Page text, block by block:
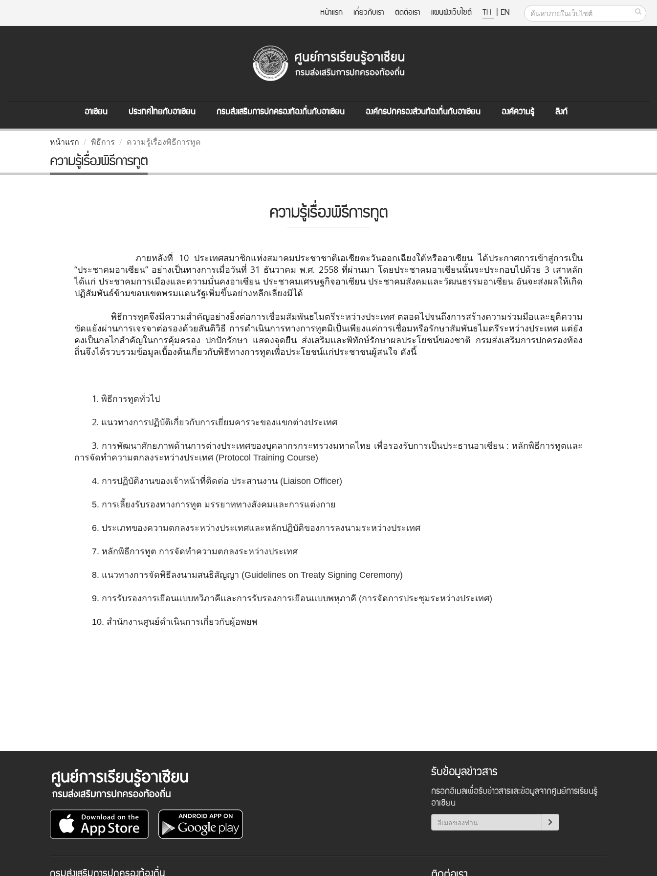
หน้าแรก เกี่ยวกับเรา ติดต่อเรา แผนผังเว็บไซต์ TH | EN
อาเซียน ประเทศไทยกับอาเซียน กรมส่งเสริมการปกครองท้องถิ่นกับอาเซียน องค์กรปกครองส่วนท้องถิ่นกับอาเซียน องค์ความรู้ ลิงก์
หน้าแรก พิธีการ ความรู้เรื่องพิธีการทูต
ความรู้เรื่องพิธีการทูต
ความรู้เรื่องพิธีการทูต
ภายหลังที่ 10 ประเทศสมาชิกแห่งสมาคมประชาชาติเอเชียตะวันออกเฉียงใต้หรืออาเซียน ได้ประกาศการเข้าสู่การเป็น
“ประชาคมอาเซียน” อย่างเป็นทางการเมื่อวันที่ 31 ธันวาคม พ.ศ. 2558 ที่ผ่านมา โดยประชาคมอาเซียนนั้นจะประกอบไปด้วย 3 เสาหลัก
ได้แก่ ประชาคมการเมืองและความมั่นคงอาเซียน ประชาคมเศรษฐกิจอาเซียน ประชาคมสังคมและวัฒนธรรมอาเซียน อันจะส่งผลให้เกิด
ปฏิสัมพันธ์ข้ามขอบเขตพรมแดนรัฐเพิ่มขึ้นอย่างหลีกเลี่ยงมิได้
พิธีการทูตจึงมีความสำคัญอย่างยิ่งต่อการเชื่อมสัมพันธไมตรีระหว่างประเทศ ตลอดไปจนถึงการสร้างความร่วมมือและยุติความ
ขัดแย้งผ่านการเจรจาต่อรองด้วยสันติวิธี การดำเนินการทางการทูตมิเป็นเพียงแค่การเชื่อมหรือรักษาสัมพันธไมตรีระหว่างประเทศ แต่ยัง
คงเป็นกลไกสำคัญในการคุ้มครอง ปกปักรักษา แสดงจุดยืน ส่งเสริมและพิทักษ์รักษาผลประโยชน์ของชาติ กรมส่งเสริมการปกครองท้อง
ถิ่นจึงได้รวบรวมข้อมูลเบื้องต้นเกี่ยวกับพิธีทางการทูตเพื่อประโยชน์แก่ประชาชนผู้สนใจ ดังนี้
1. พิธีการทูตทั่วไป
2. แนวทางการปฏิบัติเกี่ยวกับการเยี่ยมคารวะของแขกต่างประเทศ
3. การพัฒนาศักยภาพด้านการต่างประเทศของบุคลากรกระทรวงมหาดไทย เพื่อรองรับการเป็นประธานอาเซียน : หลักพิธีการทูตและ
การจัดทำความตกลงระหว่างประเทศ (Protocol Training Course)
4. การปฏิบัติงานของเจ้าหน้าที่ติดต่อ ประสานงาน (Liaison Officer)
5. การเลี้ยงรับรองทางการทูต มรรยาททางสังคมและการแต่งกาย
6. ประเภทของความตกลงระหว่างประเทศและหลักปฏิบัติของการลงนามระหว่างประเทศ
7. หลักพิธีการทูต การจัดทำความตกลงระหว่างประเทศ
8. แนวทางการจัดพิธีลงนามสนธิสัญญา (Guidelines on Treaty Signing Ceremony)
9. การรับรองการเยือนแบบทวิภาคีและการรับรองการเยือนแบบพหุภาคี (การจัดการประชุมระหว่างประเทศ)
10. สำนักงานศูนย์ดำเนินการเกี่ยวกับผู้อพยพ
รับข้อมูลข่าวสาร
กรอกอีเมลเพื่อรับข่าวสารและข้อมูลจากศูนย์การเรียนรู้
อาเซียน